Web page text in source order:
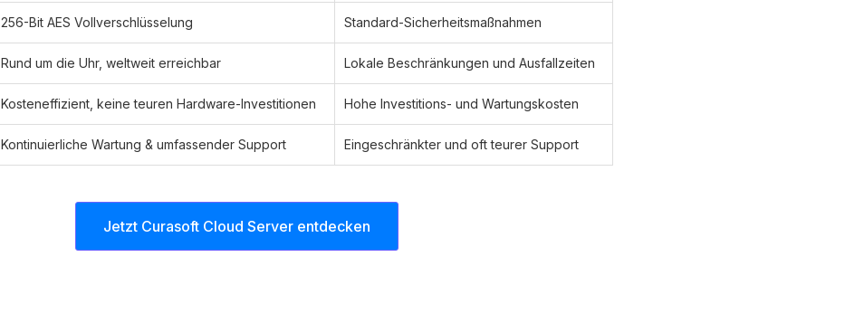
256-Bit AES Vollverschlüsselung Standard-Sicherheitsmaßnahmen
Rund um die Uhr, weltweit erreichbar Lokale Beschränkungen und Ausfallzeiten
Kosteneffizient, keine teuren Hardware-Investitionen Hohe Investitions- und Wartungskosten
Kontinuierliche Wartung & umfassender Support Eingeschränkter und oft teurer Support
Jetzt Curasoft Cloud Server entdecken